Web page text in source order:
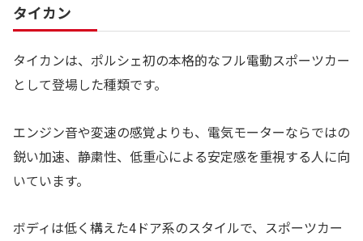
タイカン
タイカンは、ポルシェ初の本格的なフル電動スポーツカー
として登場した種類です。
エンジン音や変速の感覚よりも、電気モーターならではの
鋭い加速、静粛性、低重心による安定感を重視する人に向
いています。
ボディは低く構えた4ドア系のスタイルで、スポーツカー